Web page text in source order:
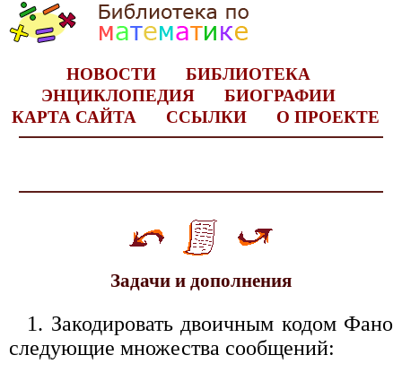
НОВОСТИ
БИБЛИОТЕКА
ЭНЦИКЛОПЕДИЯ
БИОГРАФИИ
КАРТА САЙТА
ССЫЛКИ О ПРОЕКТЕ
Задачи и дополнения
1. Закодировать двоичным кодом Фано
следующие множества сообщений: